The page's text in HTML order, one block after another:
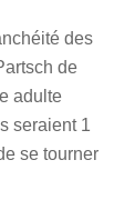
des
de
adulte
seraient 1
se tourner